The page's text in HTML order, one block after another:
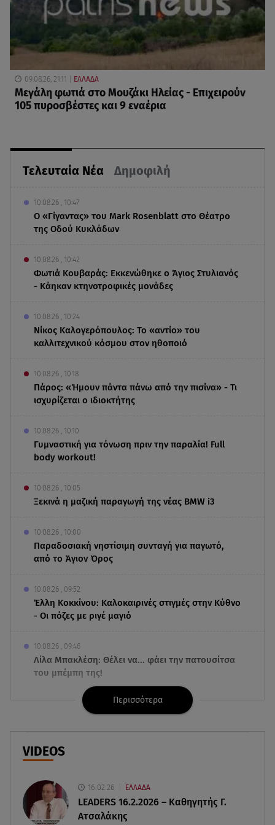
Τελευταία Νέα Δημοφιλή
10.08.26 , 10:47
Ο «Γίγαντας» του Mark Rosenblatt στο Θέατρο
της Οδού Κυκλάδων
10.08.26 , 10:42
Φωτιά Κουβαράς: Εκκενώθηκε ο Άγιος Στυλιανός
- Κάηκαν κτηνοτροφικές μονάδες
10.08.26 , 10:24
Νίκος Καλογερόπουλος: Το «αντίο» του
καλλιτεχνικού κόσμου στον ηθοποιό
10.08.26 , 10:18
Πάρος: «Ήμουν πάντα πάνω από την πισίνα» - Τι
ισχυρίζεται ο ιδιοκτήτης
10.08.26 , 10:10
Γυμναστική για τόνωση πριν την παραλία! Full
body workout!
10.08.26 , 10:05
Ξεκινά η μαζική παραγωγή της νέας BMW i3
10.08.26 , 10:00
Παραδοσιακή νηστίσιμη συνταγή για παγωτό,
από το Άγιον Όρος
10.08.26 , 09:52
Έλλη Κοκκίνου: Καλοκαιρινές στιγμές στην Κύθνο
- Οι πόζες με ριγέ μαγιό
10.08.26 , 09:46
Λίλα Μπακλέση: Θέλει να... φάει την πατουσίτσα
του μπέμπη της!
10.08.26 , 09:20
Αλεξάνδρα Νίκα: Φωτογράφισε τον Κωνσταντίνο
Αργυρό στις διακοπές τους
10.08.26 , 09:05
ελικοπτέρου - Τι λέει ο χειριστής
10.08.26 , 09:03
Περισσότερα
VIDEOS
16.02.26 ΕΛΛΑΔΑ
LEADERS 16.2.2026 – Καθηγητής Γ.
Ατσαλάκης
09.08.26, 21:11 ΕΛΛΑΔΑ
Μεγάλη φωτιά στο Μουζάκι Ηλείας - Επιχειρούν
105 πυροσβέστες και 9 εναέρια